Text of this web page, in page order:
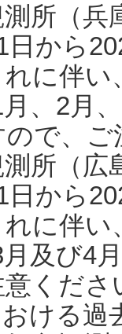
所（
日から
に伴い
、2月
で、
所（
日から
に伴い
及び4
くだ
ける過